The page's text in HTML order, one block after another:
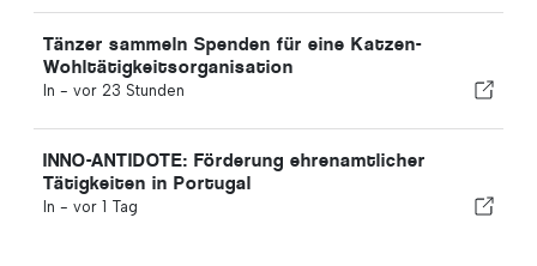
Tänzer sammeln Spenden für eine Katzen-
Wohltätigkeitsorganisation
In - vor 23 Stunden
INNO-ANTIDOTE: Förderung ehrenamtlicher
Tätigkeiten in Portugal
In - vor 1 Tag